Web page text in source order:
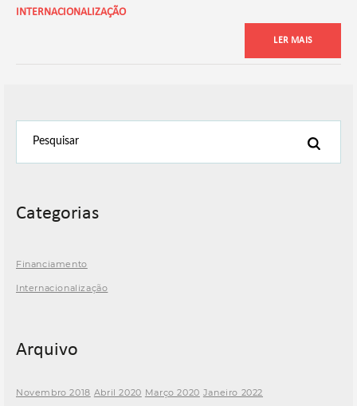
INTERNACIONALIZAÇÃO
LER MAIS
Categorias
Financiamento
Internacionalização
Arquivo
Novembro 2018 Abril 2020 Março 2020 Janeiro 2022